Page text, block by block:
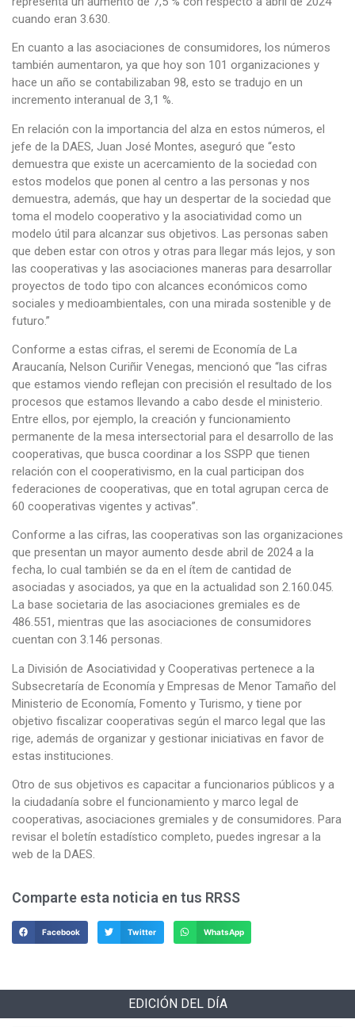
cuando eran 3.630.
En cuanto a las asociaciones de consumidores, los números
también aumentaron, ya que hoy son 101 organizaciones y
hace un año se contabilizaban 98, esto se tradujo en un
incremento interanual de 3,1 %.
En relación con la importancia del alza en estos números, el
jefe de la DAES, Juan José Montes, aseguró que “esto
demuestra que existe un acercamiento de la sociedad con
estos modelos que ponen al centro a las personas y nos
demuestra, además, que hay un despertar de la sociedad que
toma el modelo cooperativo y la asociatividad como un
modelo útil para alcanzar sus objetivos. Las personas saben
que deben estar con otros y otras para llegar más lejos, y son
las cooperativas y las asociaciones maneras para desarrollar
proyectos de todo tipo con alcances económicos como
sociales y medioambientales, con una mirada sostenible y de
futuro.”
Conforme a estas cifras, el seremi de Economía de La
Araucanía, Nelson Curiñir Venegas, mencionó que “las cifras
que estamos viendo reflejan con precisión el resultado de los
procesos que estamos llevando a cabo desde el ministerio.
Entre ellos, por ejemplo, la creación y funcionamiento
permanente de la mesa intersectorial para el desarrollo de las
cooperativas, que busca coordinar a los SSPP que tienen
relación con el cooperativismo, en la cual participan dos
federaciones de cooperativas, que en total agrupan cerca de
60 cooperativas vigentes y activas”.
Conforme a las cifras, las cooperativas son las organizaciones
que presentan un mayor aumento desde abril de 2024 a la
fecha, lo cual también se da en el ítem de cantidad de
asociadas y asociados, ya que en la actualidad son 2.160.045.
La base societaria de las asociaciones gremiales es de
486.551, mientras que las asociaciones de consumidores
cuentan con 3.146 personas.
La División de Asociatividad y Cooperativas pertenece a la
Subsecretaría de Economía y Empresas de Menor Tamaño del
Ministerio de Economía, Fomento y Turismo, y tiene por
objetivo fiscalizar cooperativas según el marco legal que las
rige, además de organizar y gestionar iniciativas en favor de
estas instituciones.
Otro de sus objetivos es capacitar a funcionarios públicos y a
la ciudadanía sobre el funcionamiento y marco legal de
cooperativas, asociaciones gremiales y de consumidores. Para
revisar el boletín estadístico completo, puedes ingresar a la
web de la DAES.
Comparte esta noticia en tus RRSS
Facebook Twitter WhatsApp
EDICIÓN DEL DÍA